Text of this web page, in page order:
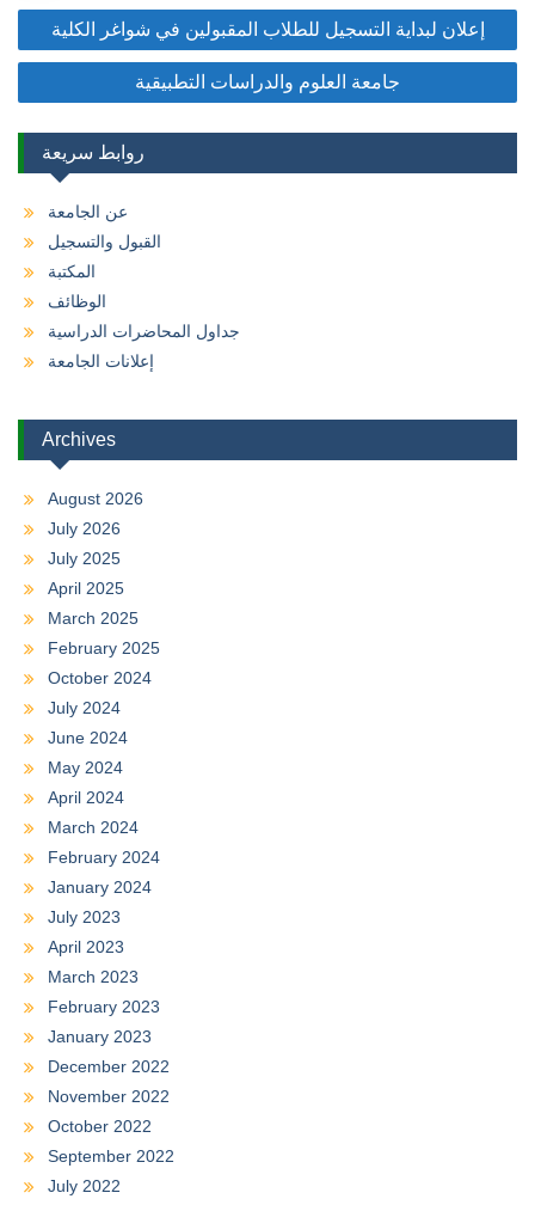
Post
navigation
إعلان لبداية التسجيل للطلاب المقبولين في شواغر الكلية
جامعة العلوم والدراسات التطبيقية
روابط سريعة
عن الجامعة
القبول والتسجيل
المكتبة
الوظائف
جداول المحاضرات الدراسية
إعلانات الجامعة
Archives
August 2026
July 2026
July 2025
April 2025
March 2025
February 2025
October 2024
July 2024
June 2024
May 2024
April 2024
March 2024
February 2024
January 2024
July 2023
April 2023
March 2023
February 2023
January 2023
December 2022
November 2022
October 2022
September 2022
July 2022